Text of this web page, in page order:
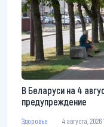
В Беларуси на 4
предупреждение
Здоровье 4 августа, 2026